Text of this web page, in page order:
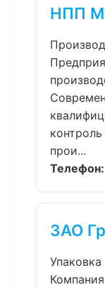
НПП
прои...
Телефон:
ЗАО